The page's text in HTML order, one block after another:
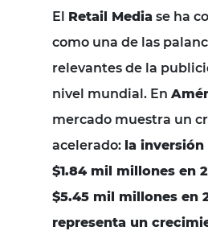
El Retail Media se ha
como una de las
relevantes de la
nivel mundial. En
mercado muestra un
acelerado: la inversión
$1.84 mil millones en
$5.45 mil millones en
representa un